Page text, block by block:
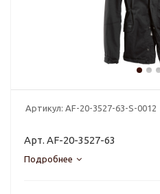
Артикул: AF-20-3527-63-S-0012
Арт. AF-20-3527-63
Подробнее